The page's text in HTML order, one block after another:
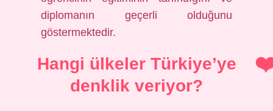
diplomanın geçerli olduğunu
göstermektedir.
Hangi ülkeler Türkiye’ye
denklik veriyor?